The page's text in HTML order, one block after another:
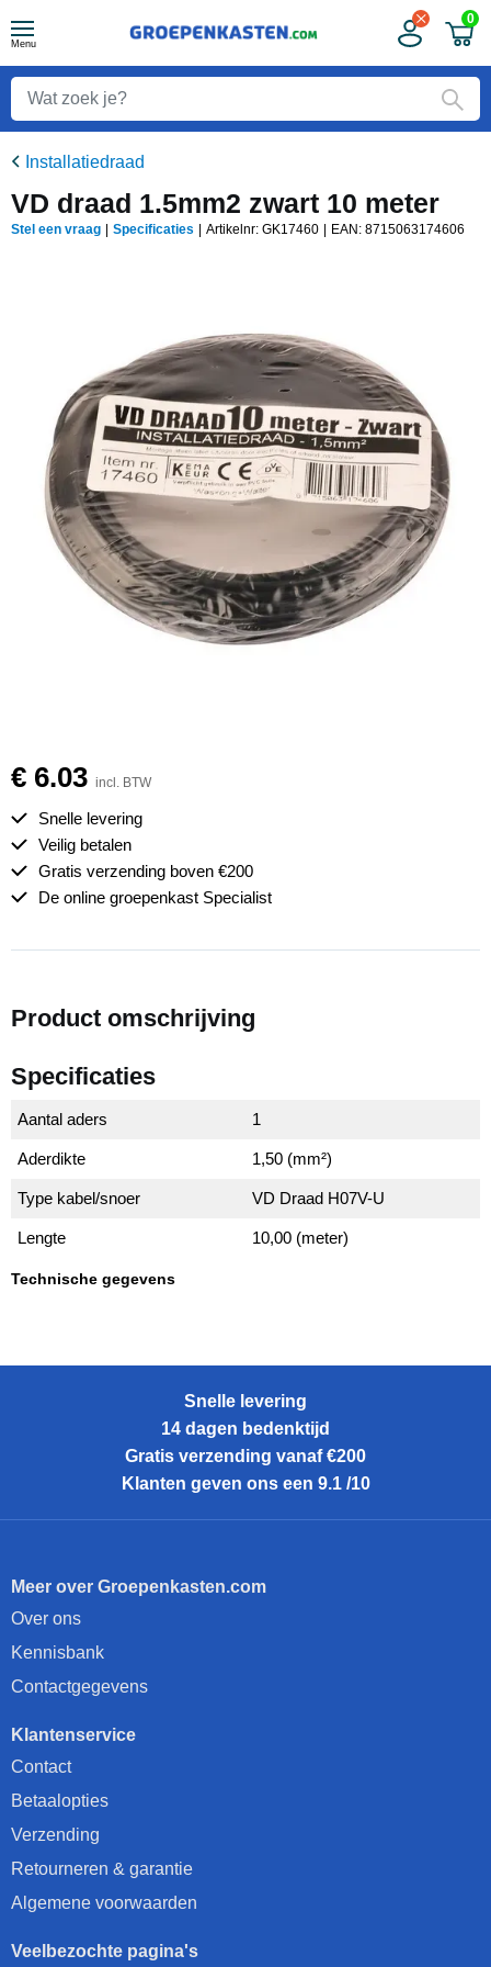
Menu
0
Installatiedraad
VD draad 1.5mm2 zwart 10 meter
Stel een vraag Specificaties Artikelnr: GK17460 EAN: 8715063174606
€ 6.03 incl. BTW
Snelle levering
Veilig betalen
Gratis verzending boven €200
De online groepenkast Specialist
Product omschrijving
Specificaties
Aantal aders 1
Aderdikte 1,50 (mm²)
Type kabel/snoer VD Draad H07V-U
Lengte 10,00 (meter)
Technische gegevens
Snelle levering
14 dagen bedenktijd
Gratis verzending vanaf €200
Klanten geven ons een 9.1 /10
Meer over Groepenkasten.com
Over ons
Kennisbank
Contactgegevens
Klantenservice
Contact
Betaalopties
Verzending
Retourneren & garantie
Algemene voorwaarden
Veelbezochte pagina's